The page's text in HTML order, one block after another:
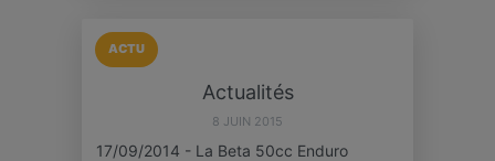
ACTU
Actualités
8 JUIN 2015
17/09/2014 - La Beta 50cc Enduro